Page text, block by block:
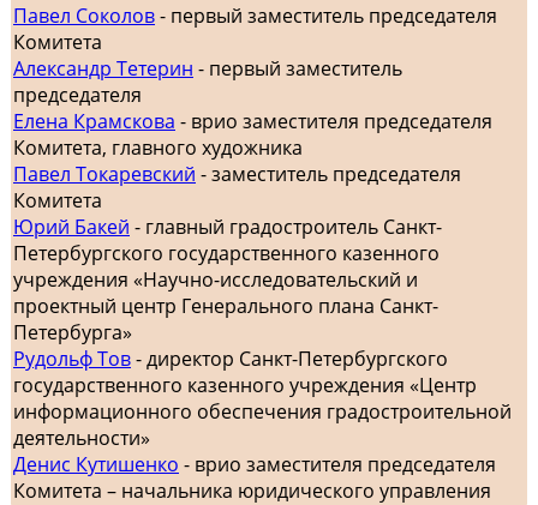
Павел Соколов- первый заместитель председателя
Комитета
Александр Тетерин - первый заместитель
председателя
Елена Крамскова - врио заместителя председателя
Комитета, главного художника
Павел Токаревский - заместитель председателя
Комитета
Юрий Бакей - главный градостроитель Санкт-
Петербургского государственного казенного
учреждения «Научно-исследовательский и
проектный центр Генерального плана Санкт-
Петербурга»
Рудольф Тов- директор Санкт-Петербургского
государственного казенного учреждения «Центр
информационного обеспечения градостроительной
деятельности»
Денис Кутишенко - врио заместителя председателя
Комитета – начальника юридического управления